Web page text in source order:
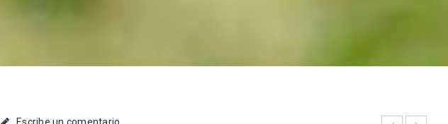
Escribe un comentario